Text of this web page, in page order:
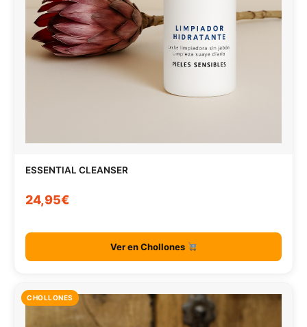
ESSENTIAL CLEANSER
24,95€
Ver en Chollones
CHOLLONES